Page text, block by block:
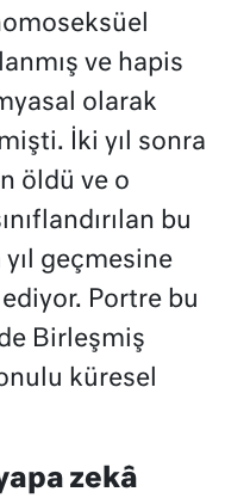
ve hapis
olarak
İki yıl sonra
öldü ve o
bu
geçmesine
Portre bu
Birleşmiş
küresel
zekâ